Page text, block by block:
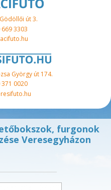
út 3.
3303
György út 174.
371 0020
furgonok
Veresegyházon